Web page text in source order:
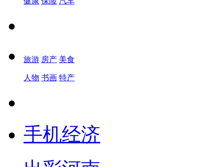
旅游 房产 美食
人物 书画 特产
手机经济